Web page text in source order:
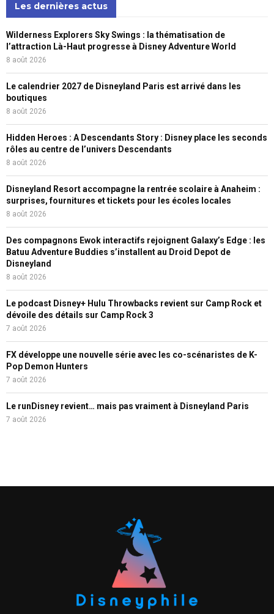
Les dernières actus
Wilderness Explorers Sky Swings : la thématisation de
l’attraction Là-Haut progresse à Disney Adventure World
8 août 2026
Le calendrier 2027 de Disneyland Paris est arrivé dans les
boutiques
8 août 2026
Hidden Heroes : A Descendants Story : Disney place les seconds
rôles au centre de l’univers Descendants
8 août 2026
Disneyland Resort accompagne la rentrée scolaire à Anaheim :
surprises, fournitures et tickets pour les écoles locales
8 août 2026
Des compagnons Ewok interactifs rejoignent Galaxy’s Edge : les
Batuu Adventure Buddies s’installent au Droid Depot de
Disneyland
8 août 2026
Le podcast Disney+ Hulu Throwbacks revient sur Camp Rock et
dévoile des détails sur Camp Rock 3
7 août 2026
FX développe une nouvelle série avec les co-scénaristes de K-
Pop Demon Hunters
7 août 2026
Le runDisney revient… mais pas vraiment à Disneyland Paris
7 août 2026